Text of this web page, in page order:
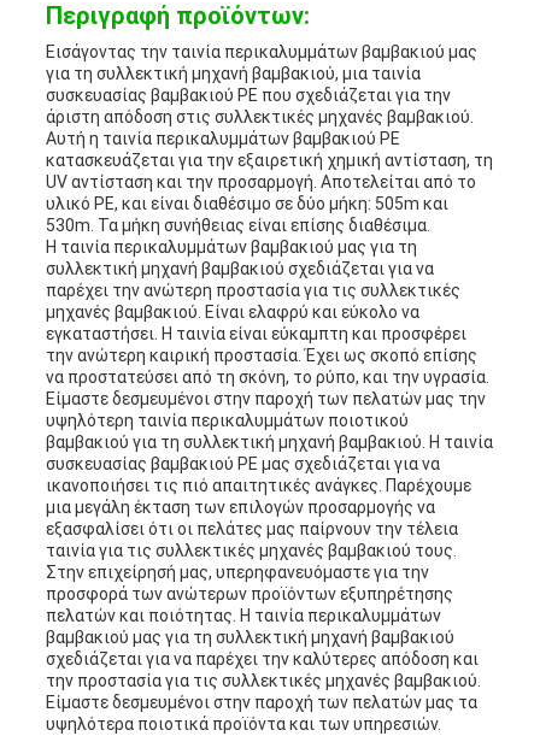
ΥΠΟΘΈΣΕΙΣ
ΜΠΛΟΓΚ
SITEMAP
ΠΟΛΙΤΙΚΉ
ΜΥΣΤΙΚΌΤΗΤΑΣ
Περιγραφή προϊόντων:
Εισάγοντας την ταινία περικαλυμμάτων βαμβακιού μας
για τη συλλεκτική μηχανή βαμβακιού, μια ταινία
συσκευασίας βαμβακιού PE που σχεδιάζεται για την
άριστη απόδοση στις συλλεκτικές μηχανές βαμβακιού.
Αυτή η ταινία περικαλυμμάτων βαμβακιού PE
κατασκευάζεται για την εξαιρετική χημική αντίσταση, τη
UV αντίσταση και την προσαρμογή. Αποτελείται από το
υλικό PE, και είναι διαθέσιμο σε δύο μήκη: 505m και
530m. Τα μήκη συνήθειας είναι επίσης διαθέσιμα.
Η ταινία περικαλυμμάτων βαμβακιού μας για τη
συλλεκτική μηχανή βαμβακιού σχεδιάζεται για να
παρέχει την ανώτερη προστασία για τις συλλεκτικές
μηχανές βαμβακιού. Είναι ελαφρύ και εύκολο να
εγκαταστήσει. Η ταινία είναι εύκαμπτη και προσφέρει
την ανώτερη καιρική προστασία. Έχει ως σκοπό επίσης
να προστατεύσει από τη σκόνη, το ρύπο, και την υγρασία.
Είμαστε δεσμευμένοι στην παροχή των πελατών μας την
υψηλότερη ταινία περικαλυμμάτων ποιοτικού
βαμβακιού για τη συλλεκτική μηχανή βαμβακιού. Η ταινία
συσκευασίας βαμβακιού PE μας σχεδιάζεται για να
ικανοποιήσει τις πιό απαιτητικές ανάγκες. Παρέχουμε
μια μεγάλη έκταση των επιλογών προσαρμογής να
εξασφαλίσει ότι οι πελάτες μας παίρνουν την τέλεια
ταινία για τις συλλεκτικές μηχανές βαμβακιού τους.
Στην επιχείρησή μας, υπερηφανευόμαστε για την
προσφορά των ανώτερων προϊόντων εξυπηρέτησης
πελατών και ποιότητας. Η ταινία περικαλυμμάτων
βαμβακιού μας για τη συλλεκτική μηχανή βαμβακιού
σχεδιάζεται για να παρέχει την καλύτερες απόδοση και
την προστασία για τις συλλεκτικές μηχανές βαμβακιού.
Είμαστε δεσμευμένοι στην παροχή των πελατών μας τα
υψηλότερα ποιοτικά προϊόντα και των υπηρεσιών.